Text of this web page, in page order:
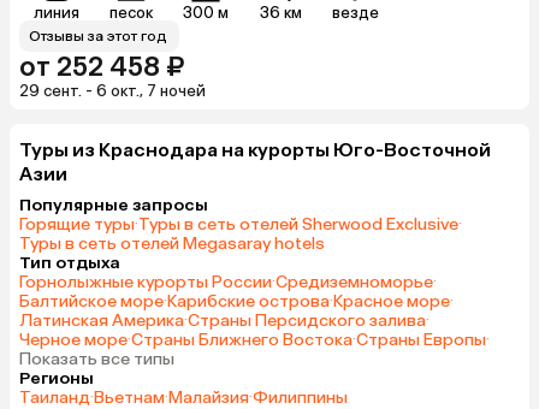
линия песок 300 м 36 км везде
Отзывы за этот год
от 252 458 ₽
29 сент. - 6 окт., 7 ночей
Туры из Краснодара на курорты Юго-Восточной
Азии
Популярные запросы
Горящие туры·Туры в сеть отелей Sherwood Exclusive·
Туры в сеть отелей Megasaray hotels
Тип отдыха
Горнолыжные курорты России·Средиземноморье·
Балтийское море·Карибские острова·Красное море·
Латинская Америка·Страны Персидского залива·
Черное море·Страны Ближнего Востока·Страны Европы·
Показать все типы
Регионы
Таиланд·Вьетнам·Малайзия·Филиппины